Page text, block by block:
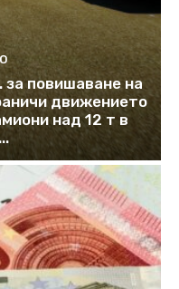
за повишаване на
движението
над 12 т в